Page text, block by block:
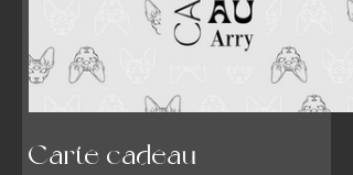
Carte cadeau